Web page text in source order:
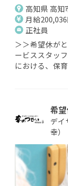
高知県 高知
月給
正社員
＞＞希望休が
ービススタッ
における、保
希
デイ
幸）